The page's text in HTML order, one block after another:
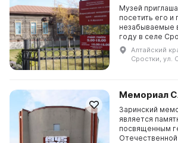
Музей
посетить его и
незабываемые
году в селе
Всероссийский
музей-
В. М. Шукшин
Алтайский
Сростки, ул.
Мемориал
Заринский
является
посвященным